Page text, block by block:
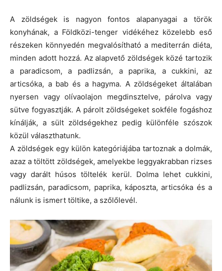
A zöldségek is nagyon fontos alapanyagai a török
konyhának, a Földközi-tenger vidékéhez közelebb eső
részeken könnyedén megvalósítható a mediterrán diéta,
minden adott hozzá. Az alapvető zöldségek közé tartozik
a paradicsom, a padlizsán, a paprika, a cukkini, az
articsóka, a bab és a hagyma. A zöldségeket általában
nyersen vagy olívaolajon megdinsztelve, párolva vagy
sütve fogyasztják. A párolt zöldségeket sokféle fogáshoz
kínálják, a sült zöldségekhez pedig különféle szószok
közül választhatunk.
A zöldségek egy külön kategóriájába tartoznak a dolmák,
azaz a töltött zöldségek, amelyekbe leggyakrabban rizses
vagy darált húsos töltelék kerül. Dolma lehet cukkini,
padlizsán, paradicsom, paprika, káposzta, articsóka és a
nálunk is ismert töltike, a szőlőlevél.